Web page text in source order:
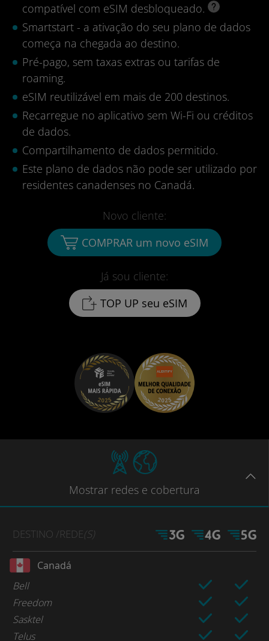
compatível com eSIM desbloqueado.
Smartstart - a ativação do seu plano de dados
começa na chegada ao destino.
Pré-pago, sem taxas extras ou tarifas de
roaming.
eSIM reutilizável em mais de 200 destinos.
Recarregue no aplicativo sem Wi-Fi ou créditos
de dados.
Compartilhamento de dados permitido.
Este plano de dados não pode ser utilizado por
residentes canadenses no Canadá.
Já sou cliente:
TOP UP seu eSIM
Novo cliente:
COMPRAR um novo eSIM
Mostrar redes e cobertura
DESTINO /REDE(S)
Canadá
Bell
Freedom
Sasktel
Telus